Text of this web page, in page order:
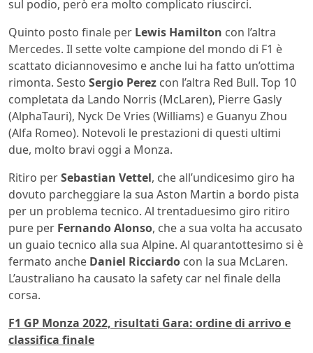
sul podio, però era molto complicato riuscirci.
Quinto posto finale per Lewis Hamilton con l’altra
Mercedes. Il sette volte campione del mondo di F1 è
scattato diciannovesimo e anche lui ha fatto un’ottima
rimonta. Sesto Sergio Perez con l’altra Red Bull. Top 10
completata da Lando Norris (McLaren), Pierre Gasly
(AlphaTauri), Nyck De Vries (Williams) e Guanyu Zhou
(Alfa Romeo). Notevoli le prestazioni di questi ultimi
due, molto bravi oggi a Monza.
Ritiro perSebastian Vettel, che all’undicesimo giro ha
dovuto parcheggiare la sua Aston Martin a bordo pista
per un problema tecnico. Al trentaduesimo giro ritiro
pure per Fernando Alonso, che a sua volta ha accusato
un guaio tecnico alla sua Alpine. Al quarantottesimo si è
fermato anche Daniel Ricciardo con la sua McLaren.
L’australiano ha causato la safety car nel finale della
corsa.
F1 GP Monza 2022, risultati Gara: ordine di arrivo e
classifica finale